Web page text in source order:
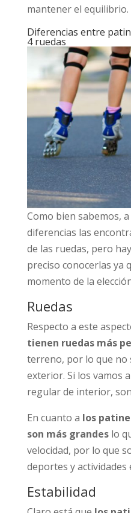
mantener el equilibrio.
Diferencias entre
4 ruedas
Como bien sabemos,
diferencias las
de las ruedas, pero
preciso conocerlas ya
momento de la
Ruedas
Respecto a este
tienen ruedas más
terreno, por lo que no
exterior. Si los vamos
regular de interior,
En cuanto a los
son más grandeslo
velocidad, por lo que
deportes y actividades
Estabilidad